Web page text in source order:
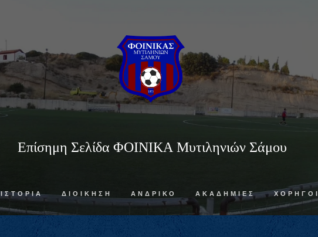
Επίσημη Σελίδα ΦΟΙΝΙΚΑ Μυτιληνιών Σάμου
ΙΣΤΟΡΙΑ ΔΙΟΙΚΗΣΗ ΑΝΔΡΙΚΟ ΑΚΑΔΗΜΙΕΣ ΧΟΡΗΓΟΙ